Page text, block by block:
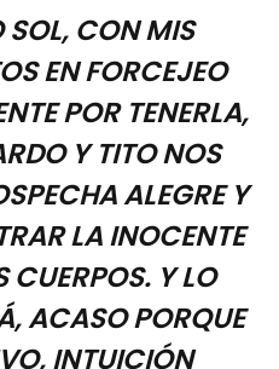
SOL, CON MIS
EN FORCEJEO
POR TENERLA,
Y TITO NOS
ALEGRE Y
LA INOCENTE
CUERPOS. Y LO
ACASO PORQUE
INTUICIÓN